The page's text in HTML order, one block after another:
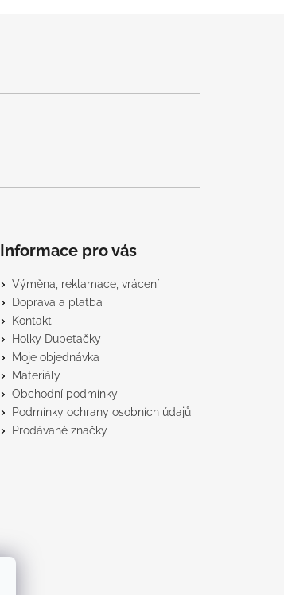
Informace pro vás
Výměna, reklamace, vrácení
Doprava a platba
Kontakt
Holky Dupeťačky
Moje objednávka
Materiály
Obchodní podmínky
Podmínky ochrany osobních údajů
Prodávané značky